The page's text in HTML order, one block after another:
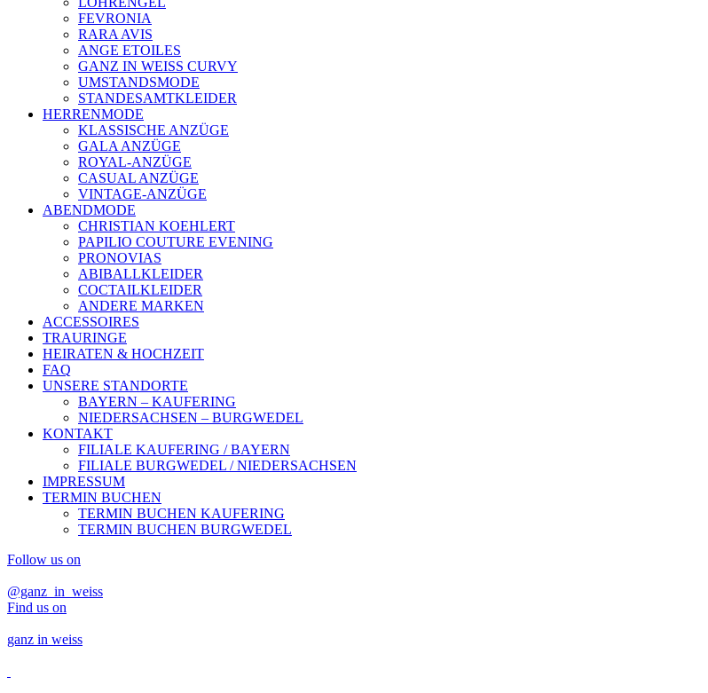
FEVRONIA
RARA AVIS
ANGE ETOILES
GANZ IN WEISS CURVY
UMSTANDSMODE
STANDESAMTKLEIDER
HERRENMODE
KLASSISCHE ANZÜGE
GALA ANZÜGE
ROYAL-ANZÜGE
CASUAL ANZÜGE
VINTAGE-ANZÜGE
ABENDMODE
CHRISTIAN KOEHLERT
PAPILIO COUTURE EVENING
PRONOVIAS
ABIBALLKLEIDER
COCTAILKLEIDER
ANDERE MARKEN
ACCESSOIRES
TRAURINGE
HEIRATEN & HOCHZEIT
FAQ
UNSERE STANDORTE
BAYERN – KAUFERING
NIEDERSACHSEN – BURGWEDEL
KONTAKT
FILIALE KAUFERING / BAYERN
FILIALE BURGWEDEL / NIEDERSACHSEN
IMPRESSUM
TERMIN BUCHEN
TERMIN BUCHEN KAUFERING
TERMIN BUCHEN BURGWEDEL
Follow us on
@ganz_in_weiss
Find us on
ganz in weiss